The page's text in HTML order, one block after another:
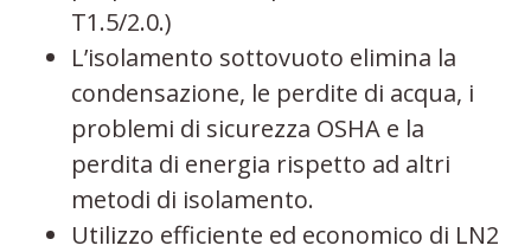
T1.5/2.0.)
L’isolamento sottovuoto elimina la
condensazione, le perdite di acqua, i
problemi di sicurezza OSHA e la
perdita di energia rispetto ad altri
metodi di isolamento.
Utilizzo efficiente ed economico di LN2